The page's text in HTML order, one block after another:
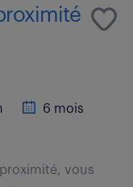
6 mois
vous